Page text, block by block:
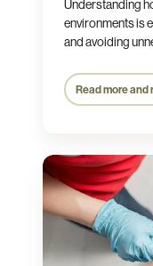
Understanding
environments is
and avoiding
Read more and
Ensiavun
peruskurssi